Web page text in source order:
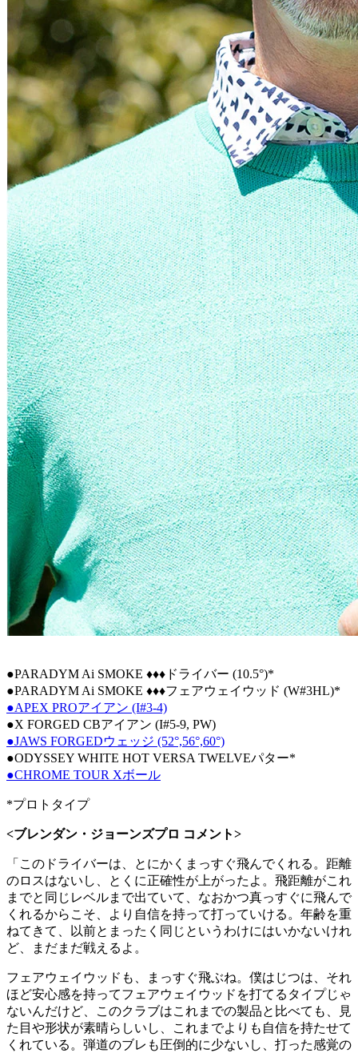
●PARADYM Ai SMOKE ♦♦♦ドライバー (10.5°)*
●PARADYM Ai SMOKE ♦♦♦フェアウェイウッド (W#3HL)*
●APEX PROアイアン (I#3-4)
●X FORGED CBアイアン (I#5-9, PW)
●JAWS FORGEDウェッジ (52°,56°,60°)
●ODYSSEY WHITE HOT VERSA TWELVEパター*
●CHROME TOUR Xボール
*プロトタイプ
<ブレンダン・ジョーンズプロ コメント>
「このドライバーは、とにかくまっすぐ飛んでくれる。距離
のロスはないし、とくに正確性が上がったよ。飛距離がこれ
までと同じレベルまで出ていて、なおかつ真っすぐに飛んで
くれるからこそ、より自信を持って打っていける。年齢を重
ねてきて、以前とまったく同じというわけにはいかないけれ
ど、まだまだ戦えるよ。
フェアウェイウッドも、まっすぐ飛ぶね。僕はじつは、それ
ほど安心感を持ってフェアウェイウッドを打てるタイプじゃ
ないんだけど、このクラブはこれまでの製品と比べても、見
た目や形状が素晴らしいし、これまでよりも自信を持たせて
くれている。弾道のブレも圧倒的に少ないし、打った感覚の